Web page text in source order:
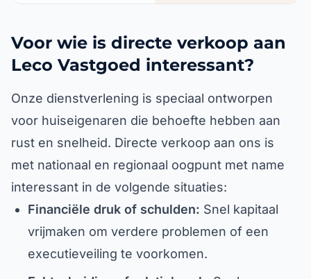
Voor wie is directe verkoop aan
Leco Vastgoed interessant?
Onze dienstverlening is speciaal ontworpen
voor huiseigenaren die behoefte hebben aan
rust en snelheid. Directe verkoop aan ons is
met nationaal en regionaal oogpunt met name
interessant in de volgende situaties:
Financiële druk of schulden: Snel kapitaal
vrijmaken om verdere problemen of een
executieveiling te voorkomen.